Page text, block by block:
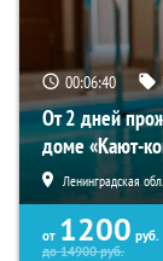
00:06:38
От 2 дней
доме «Кают-
Ленинградская
от 1200 руб.
до14900руб.